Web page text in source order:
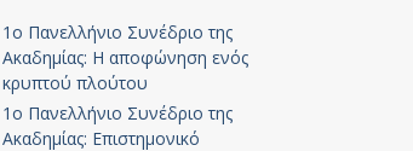
1ο Πανελλήνιο Συνέδριο της
Ακαδημίας: Η αποφώνηση ενός
κρυπτού πλούτου
1ο Πανελλήνιο Συνέδριο της
Ακαδημίας: Επιστημονικό